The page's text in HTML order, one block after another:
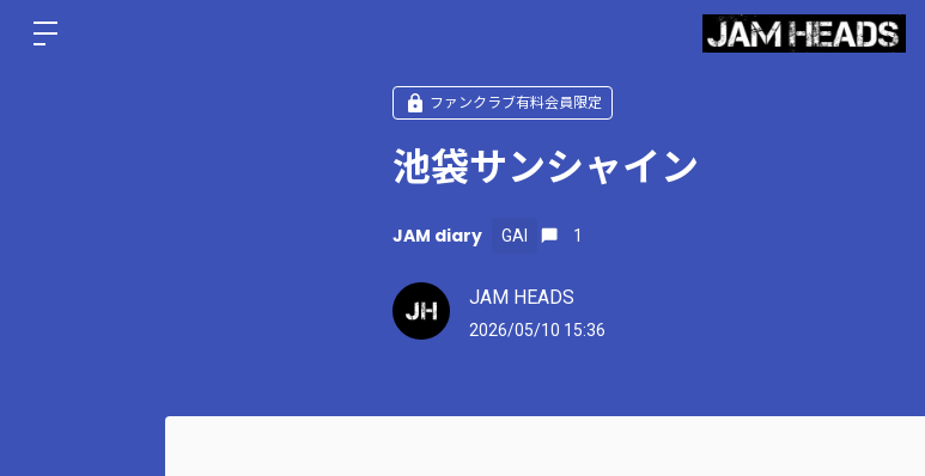
ファンクラブ有料会員限定
池袋サンシャイン
JAM diary GAI 1
JAM HEADS
2026/05/10 15:36